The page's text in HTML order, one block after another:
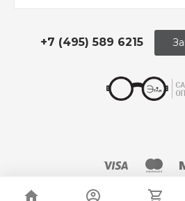
+7 (495) 589 6215